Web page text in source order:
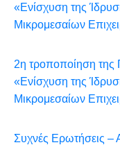
«Ενίσχυση της
Μικρομεσαίων
2η τροποποίηση
«Ενίσχυση της
Μικρομεσαίων
Συχνές Ερωτήσεις –